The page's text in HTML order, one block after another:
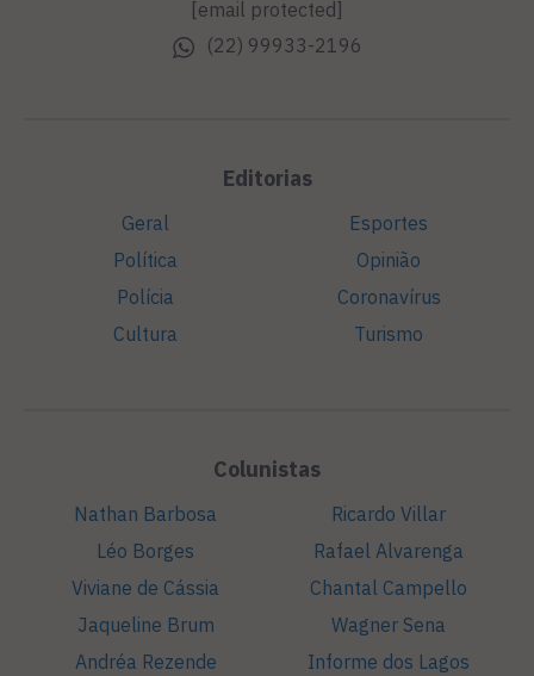
[email protected]
(22) 99933-2196
Editorias
Geral
Política
Polícia
Cultura
Esportes
Opinião
Coronavírus
Turismo
Colunistas
Nathan Barbosa
Léo Borges
Viviane de Cássia
Jaqueline Brum
Andréa Rezende
Ricardo Villar
Rafael Alvarenga
Chantal Campello
Wagner Sena
Informe dos Lagos